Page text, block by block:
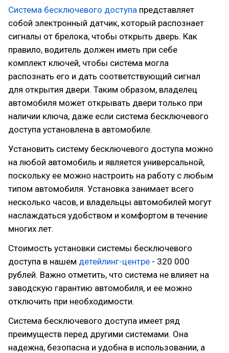
Система бесключевого доступа представляет
собой электронный датчик, который распознает
сигналы от брелока, чтобы открыть дверь. Как
правило, водитель должен иметь при себе
комплект ключей, чтобы система могла
распознать его и дать соответствующий сигнал
для открытия двери. Таким образом, владелец
автомобиля может открывать двери только при
наличии ключа, даже если система бесключевого
доступа установлена в автомобиле.
Установить систему бесключевого доступа можно
на любой автомобиль и является универсальной,
поскольку ее можно настроить на работу с любым
типом автомобиля. Установка занимает всего
несколько часов, и владельцы автомобилей могут
наслаждаться удобством и комфортом в течение
многих лет.
Стоимость установки системы бесключевого
доступа в нашем детейлинг-центре - 320 000
рублей. Важно отметить, что система не влияет на
заводскую гарантию автомобиля, и ее можно
отключить при необходимости.
Система бесключевого доступа имеет ряд
преимуществ перед другими системами. Она
надежна, безопасна и удобна в использовании, а